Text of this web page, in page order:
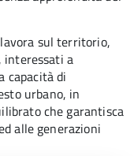
sul territorio,
interessati a
capacità di
urbano, in
che garantisca
alle generazioni